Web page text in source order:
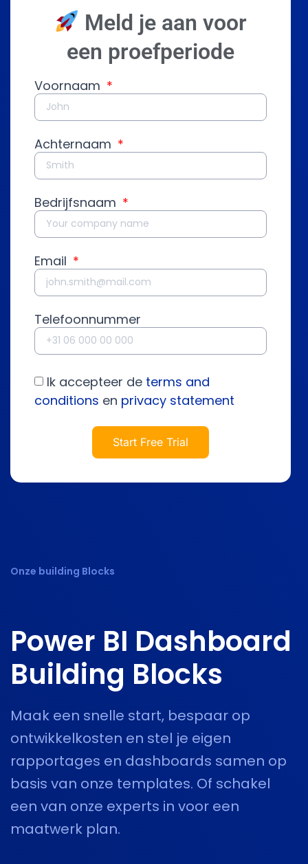
Meld je aan voor
een proefperiode
Voornaam
Achternaam
Bedrijfsnaam
Email
Telefoonnummer
Ik accepteer de terms and
conditions en privacy statement
Start Free Trial
Onze building Blocks
Power BI Dashboard
Building Blocks
Maak een snelle start, bespaar op
ontwikkelkosten en stel je eigen
rapportages en dashboards samen op
basis van onze templates. Of schakel
een van onze experts in voor een
maatwerk plan.